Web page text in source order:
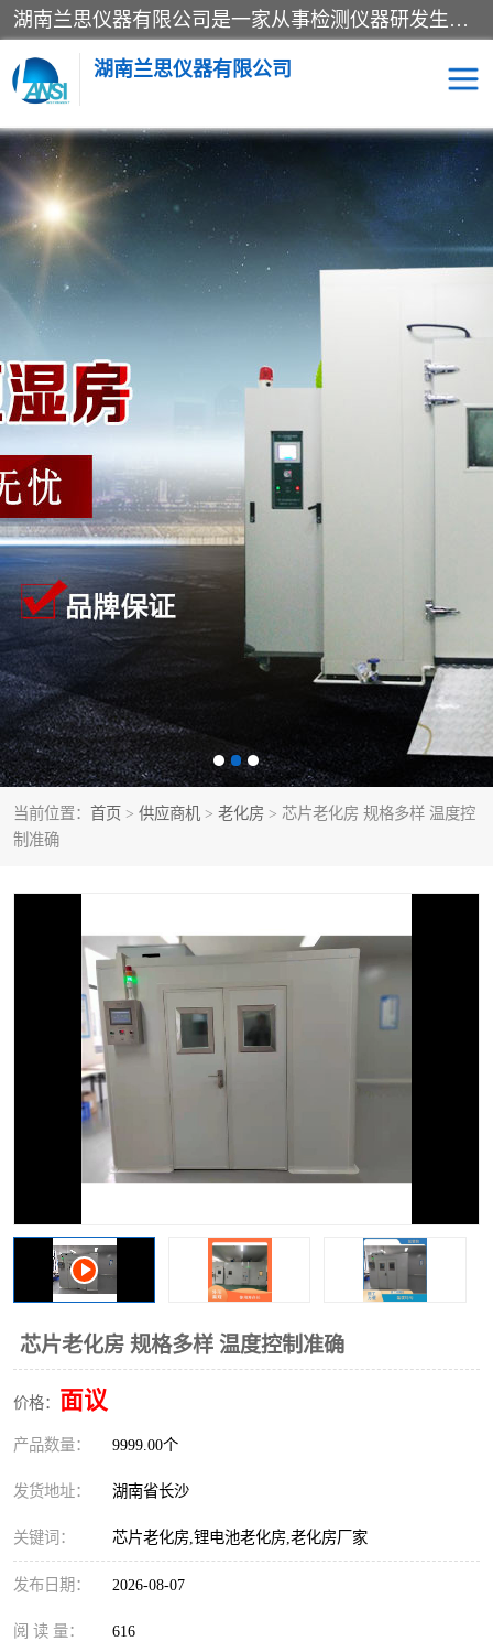
湖南兰思仪器有限公司是一家从事检测仪器研发生产销售和维修保养服务的综合型企业，产品符合国际标准可按需定制专业售前售后工程师，主要有门窗性能体验箱、门窗隔音展示箱、恒温恒湿试验箱、步入式恒温恒湿房、高低温试验箱、老化试验箱、老化试验房、恒温恒湿培养箱、水泥标准养护试验箱、电热鼓风干燥试验箱、真空干燥箱、工业烤箱、盐雾腐蚀试验箱等。
湖南兰思仪器有限公司
当前位置： 首页 > 供应商机 > 老化房 > 芯片老化房 规格多样 温度控
制准确
芯片老化房 规格多样 温度控制准确
价格： 面议
产品数量： 9999.00个
发货地址： 湖南省长沙
关键词： 芯片老化房,锂电池老化房,老化房厂家
发布日期： 2026-08-07
阅 读 量： 616
老化房 恒温恒湿试验箱
工业烘箱 门窗体验箱